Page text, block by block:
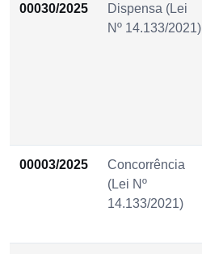
00030/2025
Dispensa (Lei
Nº 14.133/2021)
00003/2025
Concorrência
(Lei Nº
14.133/2021)